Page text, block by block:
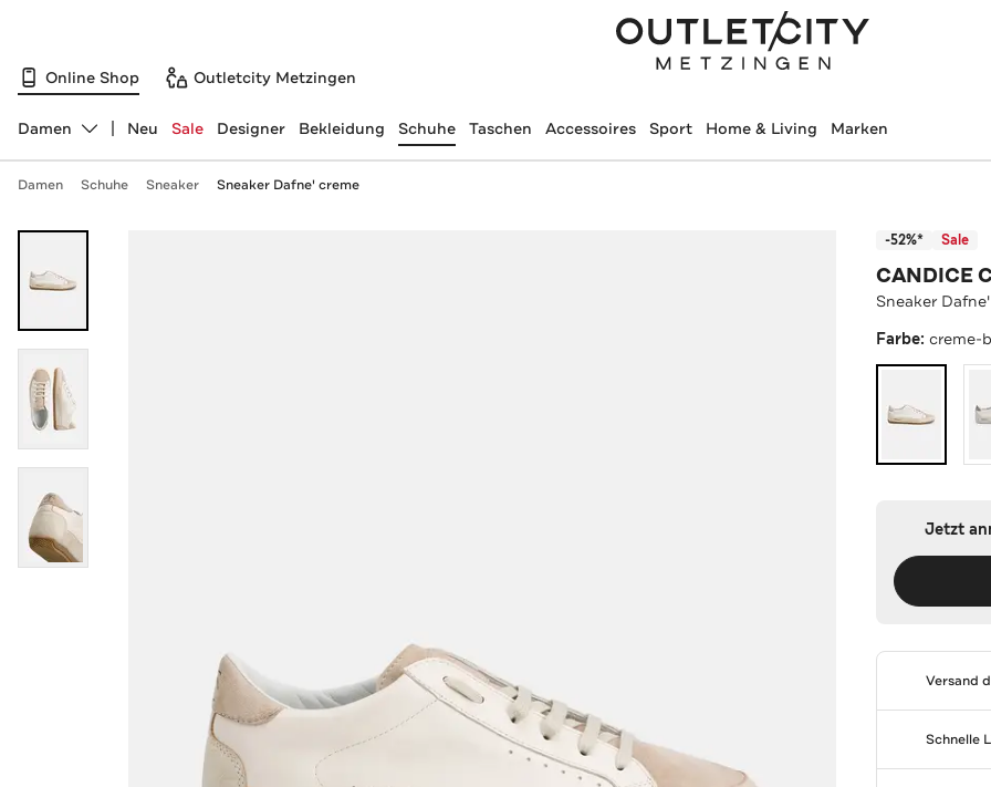
Online Shop Outletcity Metzingen
Abteilung ändern, ausgewählt:
Damen Neu Sale Designer Bekleidung Schuhe Taschen Accessoires Sport Home & Living Marken
Damen Schuhe Sneaker Sneaker Dafne' creme
-52%* Sale
CANDICE
Sneaker
Farbe:creme-
Jetzt
Versand
Schnelle